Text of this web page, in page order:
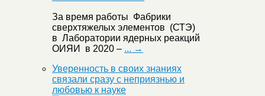
За время работы Фабрики
сверхтяжелых элементов (СТЭ)
в Лаборатории ядерных реакций
ОИЯИ в 2020 – ... →
Уверенность в своих знаниях
связали сразу с неприязнью и
любовью к науке